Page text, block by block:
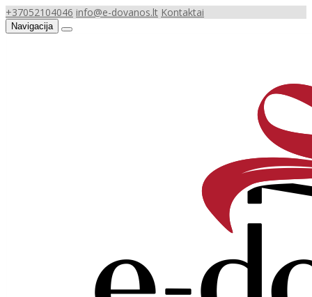
+37052104046 info@e-dovanos.lt Kontaktai
Navigacija